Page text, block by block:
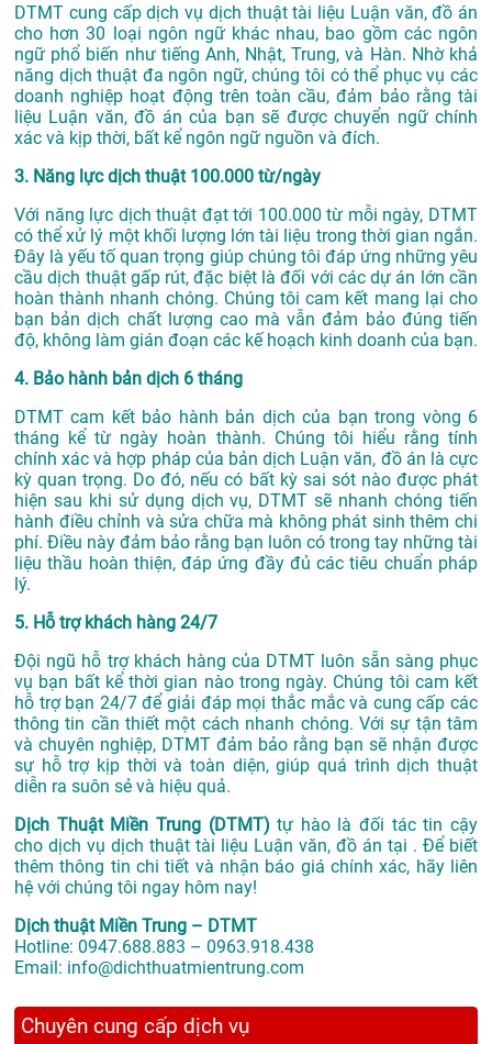
DTMT cung cấp dịch vụ dịch thuật tài liệu Luận văn, đồ án
cho hơn 30 loại ngôn ngữ khác nhau, bao gồm các ngôn
ngữ phổ biến như tiếng Anh, Nhật, Trung, và Hàn. Nhờ khả
năng dịch thuật đa ngôn ngữ, chúng tôi có thể phục vụ các
doanh nghiệp hoạt động trên toàn cầu, đảm bảo rằng tài
liệu Luận văn, đồ án của bạn sẽ được chuyển ngữ chính
xác và kịp thời, bất kể ngôn ngữ nguồn và đích.
3. Năng lực dịch thuật 100.000 từ/ngày
Với năng lực dịch thuật đạt tới 100.000 từ mỗi ngày, DTMT
có thể xử lý một khối lượng lớn tài liệu trong thời gian ngắn.
Đây là yếu tố quan trọng giúp chúng tôi đáp ứng những yêu
cầu dịch thuật gấp rút, đặc biệt là đối với các dự án lớn cần
hoàn thành nhanh chóng. Chúng tôi cam kết mang lại cho
bạn bản dịch chất lượng cao mà vẫn đảm bảo đúng tiến
độ, không làm gián đoạn các kế hoạch kinh doanh của bạn.
4. Bảo hành bản dịch 6 tháng
DTMT cam kết bảo hành bản dịch của bạn trong vòng 6
tháng kể từ ngày hoàn thành. Chúng tôi hiểu rằng tính
chính xác và hợp pháp của bản dịch Luận văn, đồ án là cực
kỳ quan trọng. Do đó, nếu có bất kỳ sai sót nào được phát
hiện sau khi sử dụng dịch vụ, DTMT sẽ nhanh chóng tiến
hành điều chỉnh và sửa chữa mà không phát sinh thêm chi
phí. Điều này đảm bảo rằng bạn luôn có trong tay những tài
liệu thầu hoàn thiện, đáp ứng đầy đủ các tiêu chuẩn pháp
lý.
5. Hỗ trợ khách hàng 24/7
Đội ngũ hỗ trợ khách hàng của DTMT luôn sẵn sàng phục
vụ bạn bất kể thời gian nào trong ngày. Chúng tôi cam kết
hỗ trợ bạn 24/7 để giải đáp mọi thắc mắc và cung cấp các
thông tin cần thiết một cách nhanh chóng. Với sự tận tâm
và chuyên nghiệp, DTMT đảm bảo rằng bạn sẽ nhận được
sự hỗ trợ kịp thời và toàn diện, giúp quá trình dịch thuật
diễn ra suôn sẻ và hiệu quả.
Dịch Thuật Miền Trung (DTMT) tự hào là đối tác tin cậy
cho dịch vụ dịch thuật tài liệu Luận văn, đồ án tại . Để biết
thêm thông tin chi tiết và nhận báo giá chính xác, hãy liên
hệ với chúng tôi ngay hôm nay!
Dịch thuật Miền Trung – DTMT
Hotline: 0947.688.883 – 0963.918.438
Email: info@dichthuatmientrung.com
Chuyên cung cấp dịch vụ